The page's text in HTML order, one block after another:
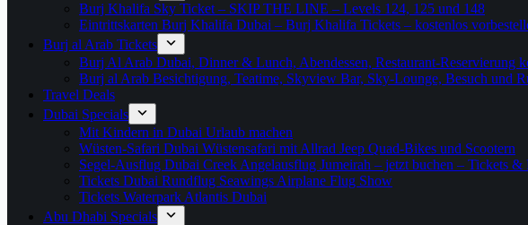
Burj Khalifa Sky Ticket – SKIP THE LINE – Levels 124, 125 und 148
Eintrittskarten Burj Khalifa Dubai – Burj Khalifa Tickets – kostenlos
Burj al Arab Tickets
Burj Al Arab Dubai, Dinner & Lunch, Abendessen, Restaurant-Reservierung
Burj al Arab Besichtigung, Teatime, Skyview Bar, Sky-Lounge, Besuch und
Travel Deals
Dubai Specials
Mit Kindern in Dubai Urlaub machen
Wüsten-Safari Dubai Wüstensafari mit Allrad Jeep Quad-Bikes und Scootern
Segel-Ausflug Dubai Creek Angelausflug Jumeirah – jetzt buchen – Tickets &
Tickets Dubai Rundflug Seawings Airplane Flug Show
Tickets Waterpark Atlantis Dubai
Abu Dhabi Specials